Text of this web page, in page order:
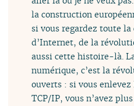
la construction
si vous regardez toute
d’Internet, de la
aussi cette histoire-là.
numérique, c’est la
ouverts : si vous
TCP/IP, vous n’avez